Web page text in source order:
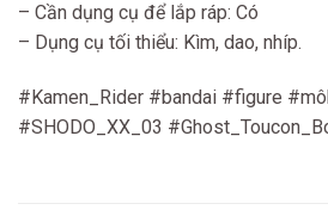
– Cần dụng cụ để lắp ráp: Có
– Dụng cụ tối thiểu: Kìm, dao, nhíp.
#Kamen_Rider #bandai #figure
#SHODO_XX_03